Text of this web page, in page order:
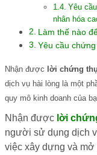
Yêu
nhân hóa
Làm thế nào
Yêu cầu
Nhận được lời chứng
dịch vụ hài lòng là một
quy mô kinh doanh của
Nhận được lời
người sử dụng dịch
việc xây dựng và mở